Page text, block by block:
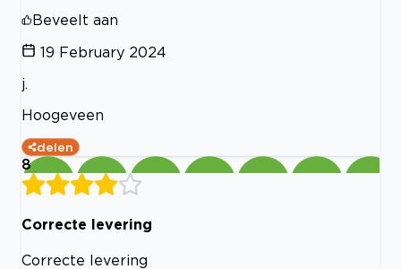
Beveelt aan
19 February 2024
j.
Hoogeveen
delen
8
Correcte levering
Correcte levering